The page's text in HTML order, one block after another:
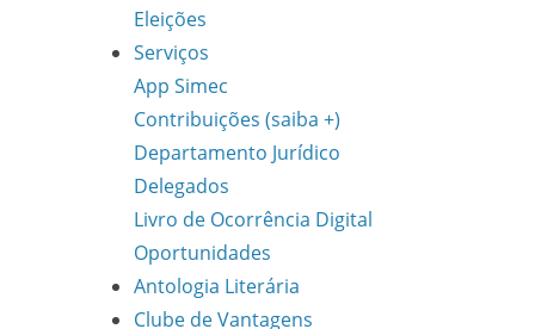
Eleições
Serviços
App Simec
Contribuições (saiba +)
Departamento Jurídico
Delegados
Livro de Ocorrência Digital
Oportunidades
Antologia Literária
Clube de Vantagens